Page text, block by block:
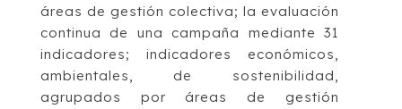
áreas de gestión colectiva; la evaluación
continua de una campaña mediante 31
indicadores; indicadores económicos,
ambientales, de sostenibilidad,
agrupados por áreas de gestión